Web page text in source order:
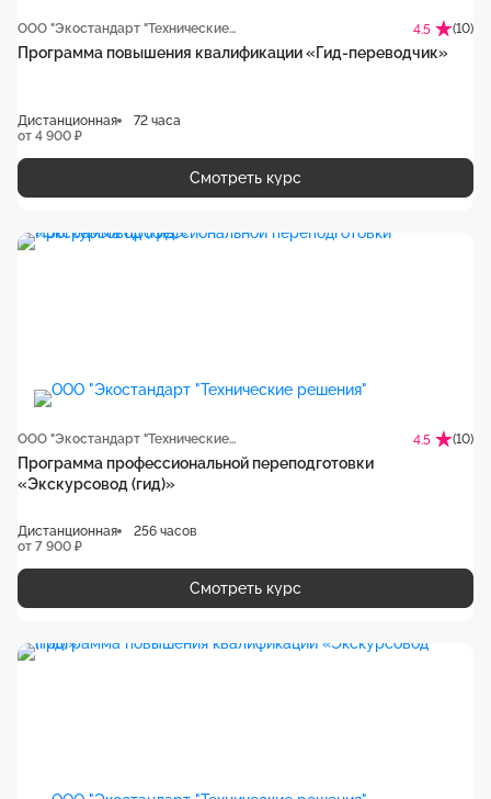
ООО "Экостандарт "Технические решения" 4.5 (10)
Программа повышения квалификации «Гид-переводчик‎»
Дистанционная
72 часа
от 4 900 ₽
Смотреть курс
ООО "Экостандарт "Технические решения" 4.5 (10)
Программа профессиональной переподготовки
«Экскурсовод (гид)‎»
Дистанционная
256 часов
от 7 900 ₽
Смотреть курс